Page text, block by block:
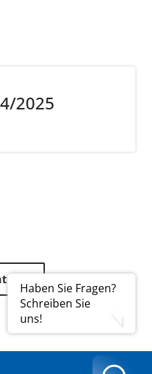
Haben Sie Fragen?
Schreiben Sie
uns!
2025